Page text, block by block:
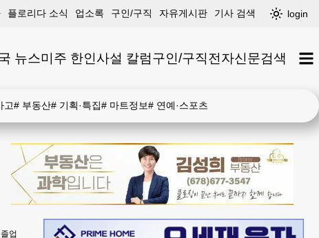
플로리다 소식 업소록 구인/구직 자유게시판 기사 검색 login
뉴스미주 한인사설 칼럼구인/구직전자신문검색
고# 부동산# 기획·특집# 마트정보# 연예·스포츠
업